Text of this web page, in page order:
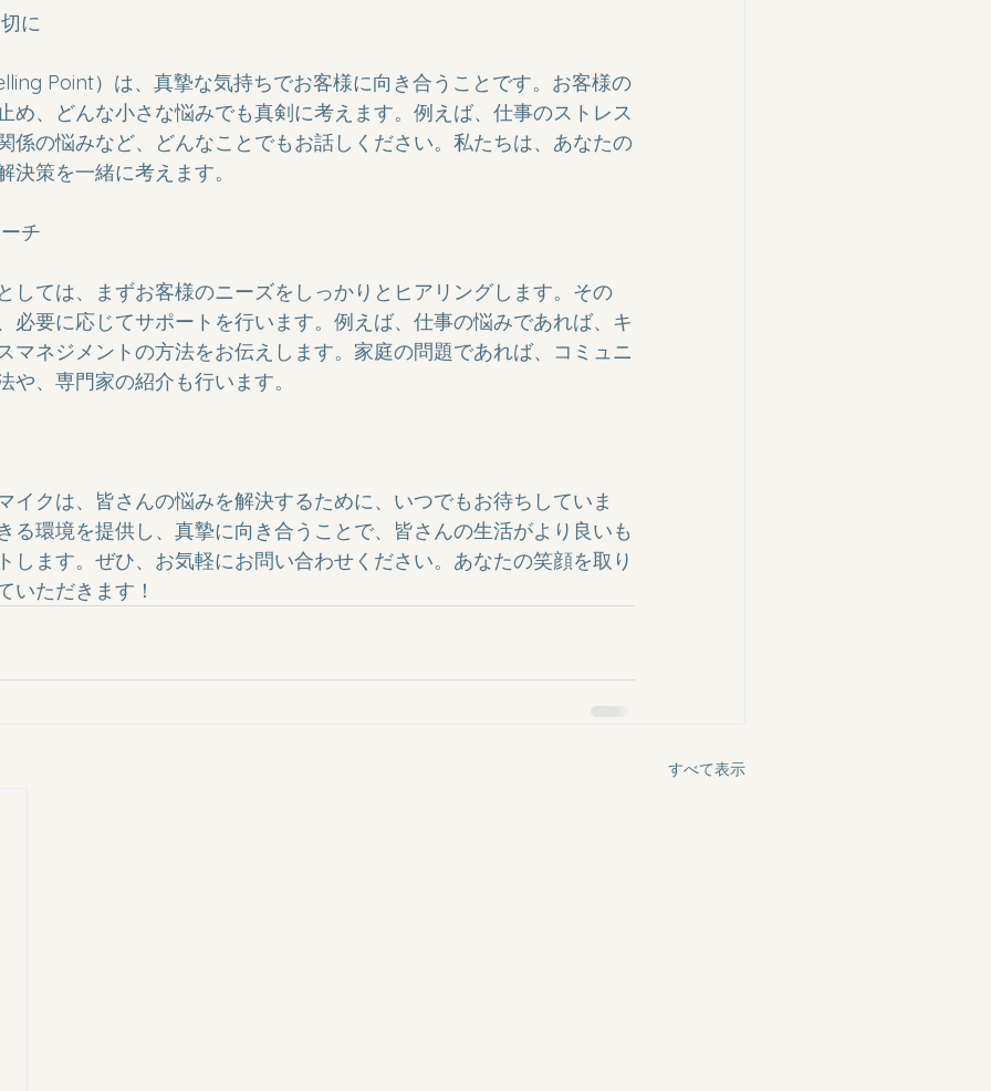
に
Point）は、真摯な気持ちでお客様に向き合うことです。お客様の
め、どんな小さな悩みでも真剣に考えます。例えば、仕事のストレス
係の悩みなど、どんなことでもお話しください。私たちは、あなたの
決策を一緒に考えます。
チ
しては、まずお客様のニーズをしっかりとヒアリングします。その
必要に応じてサポートを行います。例えば、仕事の悩みであれば、キ
マネジメントの方法をお伝えします。家庭の問題であれば、コミュニ
や、専門家の紹介も行います。
イクは、皆さんの悩みを解決するために、いつでもお待ちしていま
る環境を提供し、真摯に向き合うことで、皆さんの生活がより良いも
します。ぜひ、お気軽にお問い合わせください。あなたの笑顔を取り
いただきます！
すべて表示